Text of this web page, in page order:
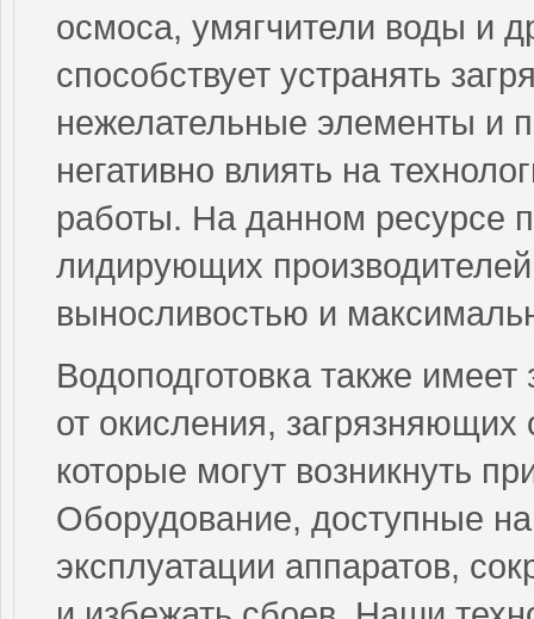
осмоса, умягчители воды и
способствует устранять
нежелательные элементы и
негативно влиять на
работы. На данном ресурсе
лидирующих
выносливостью и
Водоподготовка также
от окисления,
которые могут возникнуть
Оборудование, доступные
эксплуатации аппаратов,